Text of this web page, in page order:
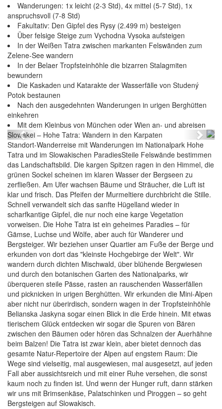
Wanderungen: 1x leicht (2-3 Std), 4x mittel (5-7 Std), 1x
anspruchsvoll (7-8 Std)
Fakultativ: Den Gipfel des Rysy (2.499 m) besteigen
Über felsige Steige zum Vychodna Vysoka aufsteigen
In der Weißen Tatra zwischen markanten Felswänden zum
Zelene-See wandern
In der Belaer Tropfsteinhöhle die bizarren Stalagmiten
bewundern
Die Kaskaden und Katarakte der Wasserfälle von Studený
Potok bestaunen
Nach den ausgedehnten Wanderungen in urigen Berghütten
einkehren
Mit dem Kleinbus von München oder Wien an- und abreisen
Previous Next
Standort-Wanderreise mit Wanderungen im Nationalpark Hohe
Tatra und im Slowakischen ParadiesSteile Felswände bestimmen
das Landschaftsbild. Die kargen Spitzen ragen in den Himmel, die
grünen Sockel scheinen im klaren Wasser der Bergseen zu
zerfließen. Am Ufer wachsen Bäume und Sträucher, die Luft ist
klar und frisch. Das Pfeifen der Murmeltiere durchbricht die Stille.
Schnell verwandelt sich das sanfte Hügelland wieder in
scharfkantige Gipfel, die nur noch eine karge Vegetation
vorweisen. Die Hohe Tatra ist ein geheimes Paradies – für
Gämse, Luchse und Wölfe, aber auch für Wanderer und
Bergsteiger. Wir beziehen unser Quartier am Fuße der Berge und
erkunden von dort das "kleinste Hochgebirge der Welt". Wir
wandern durch dichten Mischwald, über blühende Bergwiesen
und durch den botanischen Garten des Nationalparks, wir
überqueren steile Pässe, rasten an rauschenden Wasserfällen
und picknicken in urigen Berghütten. Wir erkunden die Mini-Alpen
aber nicht nur überirdisch, sondern wagen in der Tropfsteinhöhle
Belianska Jaskyna sogar einen Blick in die Erde hinein. Mit etwas
tierischem Glück entdecken wir sogar die Spuren von Bären
zwischen den Bäumen oder hören das Schnalzen der Auerhähne
beim Balzen! Die Tatra ist zwar klein, aber bietet dennoch das
gesamte Natur-Repertoire der Alpen auf engstem Raum: Die
Wege sind vielseitig, mal ausgewiesen, mal ausgesetzt, auf jeden
Fall aber aussichtsreich und mit einer Ruhe versehen, die sonst
kaum noch zu finden ist. Und wenn der Hunger ruft, dann stärken
wir uns mit Brimsenkäse, Palatschinken und Piroggen – so geht
Bergsteigen auf Slowakisch.